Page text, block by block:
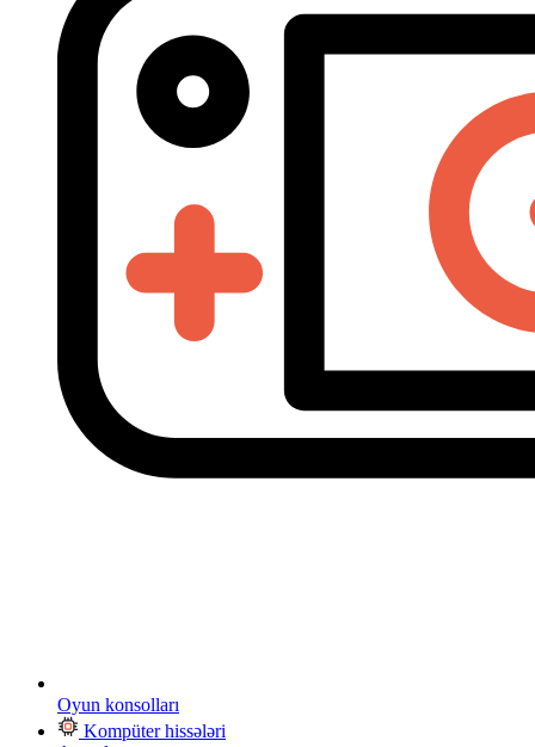
Oyun konsolları
Kompüter hissələri